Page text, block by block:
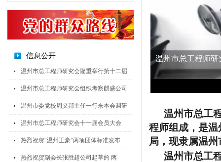
温州市总工程师研究会隆重举行第十二届
温州市总工程师研究会组织考察麒盛公司
温州市委党校周义邦主任一行来本会调研
温州市总工程师研究会十一届会员大会
热烈祝贺“温州正豪”两项团体标准发布
热烈祝贺副会长张胜超公司起草的 两
温州市总工
程师组成，是
局，现隶属温
温州市总工
信息公开